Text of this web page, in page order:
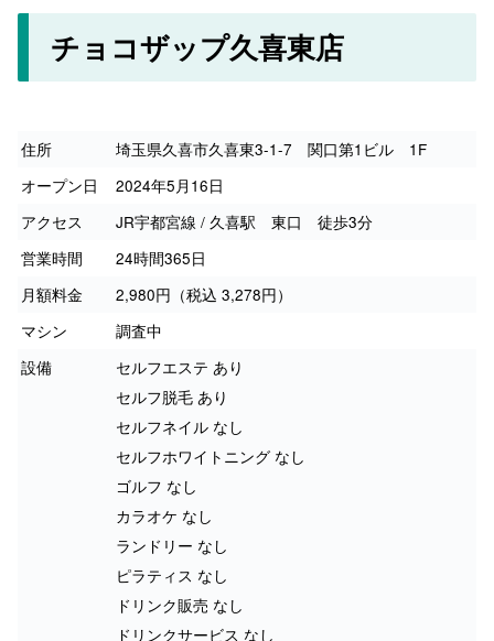
チョコザップ久喜東店
住所
埼玉県久喜市久喜東3-1-7 関口第1ビル 1F
オープン日
2024年5月16日
アクセス
JR宇都宮線 / 久喜駅 東口 徒歩3分
営業時間
24時間365日
月額料金
2,980円（税込 3,278円）
マシン
調査中
設備
セルフエステ あり
セルフ脱毛 あり
セルフネイル なし
セルフホワイトニング なし
ゴルフ なし
カラオケ なし
ランドリー なし
ピラティス なし
ドリンク販売 なし
ドリンクサービス なし